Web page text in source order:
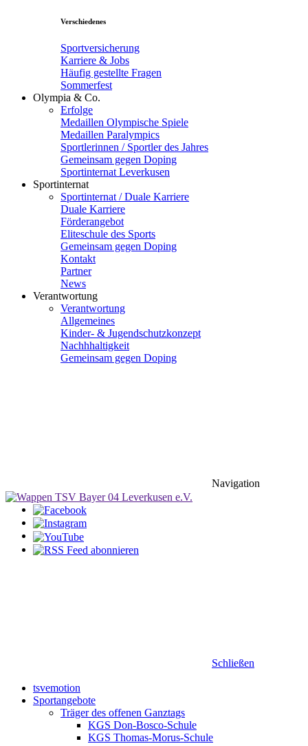
Verschiedenes
Sportversicherung
Karriere & Jobs
Häufig gestellte Fragen
Sommerfest
Olympia & Co.
Erfolge
Medaillen Olympische Spiele
Medaillen Paralympics
Sportlerinnen / Sportler des Jahres
Gemeinsam gegen Doping
Sportinternat Leverkusen
Sportinternat
Sportinternat / Duale Karriere
Duale Karriere
Förderangebot
Eliteschule des Sports
Gemeinsam gegen Doping
Kontakt
Partner
News
Verantwortung
Verantwortung
Allgemeines
Kinder- & Jugendschutzkonzept
Nachhhaltigkeit
Gemeinsam gegen Doping
Navigation
Schließen
tsvemotion
Sportangebote
Träger des offenen Ganztags
KGS Don-Bosco-Schule
KGS Thomas-Morus-Schule